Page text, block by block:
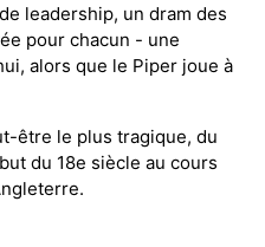
leadership, un dram des
pour chacun - une
alors que le Piper joue à
être le plus tragique, du
du 18e siècle au cours